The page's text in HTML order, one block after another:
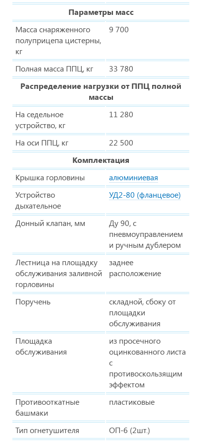
Параметры масс
Масса снаряженного
полуприцепа цистерны,
кг
9 700
Полная масса ППЦ, кг
33 780
Распределение нагрузки от ППЦ полной
массы
На седельное
устройство, кг
11 280
На оси ППЦ, кг
22 500
Комплектация
Крышка горловины
алюминиевая
Устройство
дыхательное
УД2-80 (фланцевое)
Донный клапан, мм
Ду 90, с
пневмоуправлением
и ручным дублером
Лестница на площадку
обслуживания заливной
горловины
заднее
расположение
Поручень
складной, сбоку от
площадки
обслуживания
Площадка
обслуживания
из просечного
оцинкованного листа
с
противоскользящим
эффектом
Противооткатные
башмаки
пластиковые
Тип огнетушителя
ОП-6 (2шт.)